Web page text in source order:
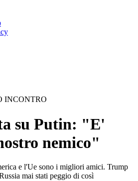
INCONTRO
su Putin: "E'
nemico"
e l'Ue sono i migliori amici. Trump
mai stati peggio di così